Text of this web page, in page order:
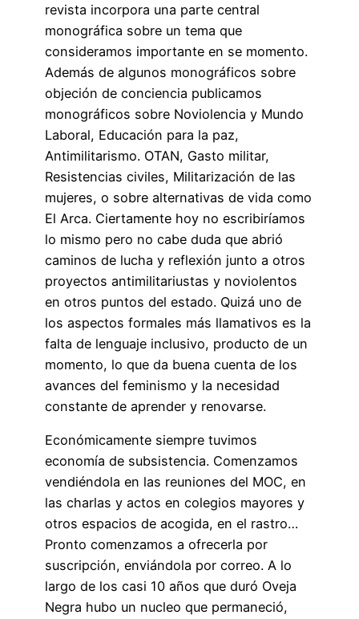
revista incorpora una parte central
monográfica sobre un tema que
consideramos importante en se momento.
Además de algunos monográficos sobre
objeción de conciencia publicamos
monográficos sobre Noviolencia y Mundo
Laboral, Educación para la paz,
Antimilitarismo. OTAN, Gasto militar,
Resistencias civiles, Militarización de las
mujeres, o sobre alternativas de vida como
El Arca. Ciertamente hoy no escribiríamos
lo mismo pero no cabe duda que abrió
caminos de lucha y reflexión junto a otros
proyectos antimilitariustas y noviolentos
en otros puntos del estado. Quizá uno de
los aspectos formales más llamativos es la
falta de lenguaje inclusivo, producto de un
momento, lo que da buena cuenta de los
avances del feminismo y la necesidad
constante de aprender y renovarse.
Económicamente siempre tuvimos
economía de subsistencia. Comenzamos
vendiéndola en las reuniones del MOC, en
las charlas y actos en colegios mayores y
otros espacios de acogida, en el rastro…
Pronto comenzamos a ofrecerla por
suscripción, enviándola por correo. A lo
largo de los casi 10 años que duró Oveja
Negra hubo un nucleo que permaneció,